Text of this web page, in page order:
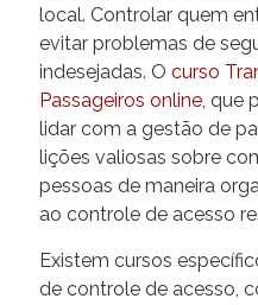
local. Controlar quem
evitar problemas de
indesejadas. O curso
Passageiros online, que
lidar com a gestão de
lições valiosas sobre
pessoas de maneira
ao controle de acesso
Existem cursos
de controle de acesso,